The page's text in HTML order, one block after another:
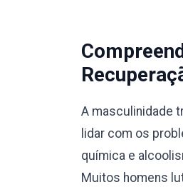
A masculinidade
lidar com os
química e
Muitos homens